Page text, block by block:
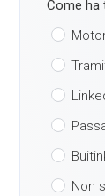
Come
Non